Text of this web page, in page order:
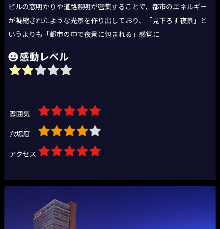
ビルの窓明かりや道路照明が密集することで、都市のエネルギー
が凝縮されたような光景を作り出しており、「見下ろす夜景」と
いうよりも「都市の中で夜景に包まれる」感覚に
感動レベル
雰囲気
穴場度
アクセス